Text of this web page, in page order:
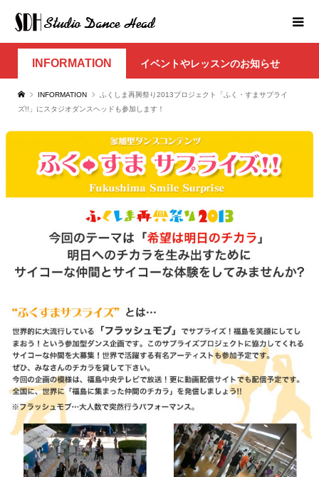
INFORMATION イベントやレッスンのお知らせ
INFORMATION
ふくしま再興祭り2013プロジェクト「ふく・すまサプライ
ズ!!」にスタジオダンスヘッドも参加します！